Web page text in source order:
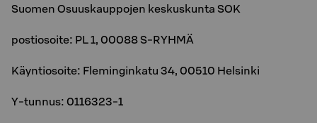
Suomen Osuuskauppojen keskuskunta SOK
postiosoite: PL 1, 00088 S-RYHMÄ
Käyntiosoite: Fleminginkatu 34, 00510 Helsinki
Y-tunnus: 0116323-1